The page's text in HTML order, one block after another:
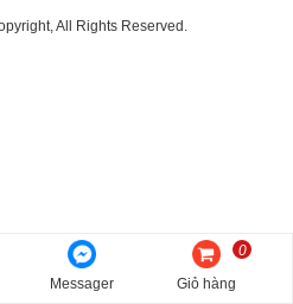
All Rights Reserved.
Messager Giỏ hàng
0